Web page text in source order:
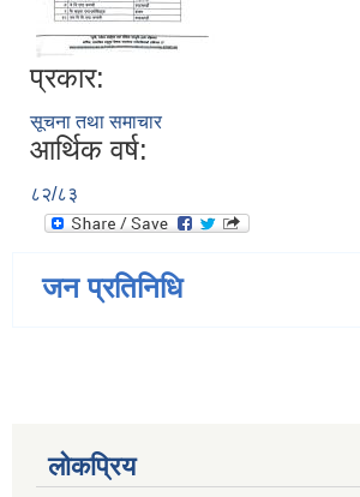
प्रकार:
सूचना तथा समाचार
आर्थिक वर्ष:
८२/८३
जन प्रतिनिधि
लोकप्रिय